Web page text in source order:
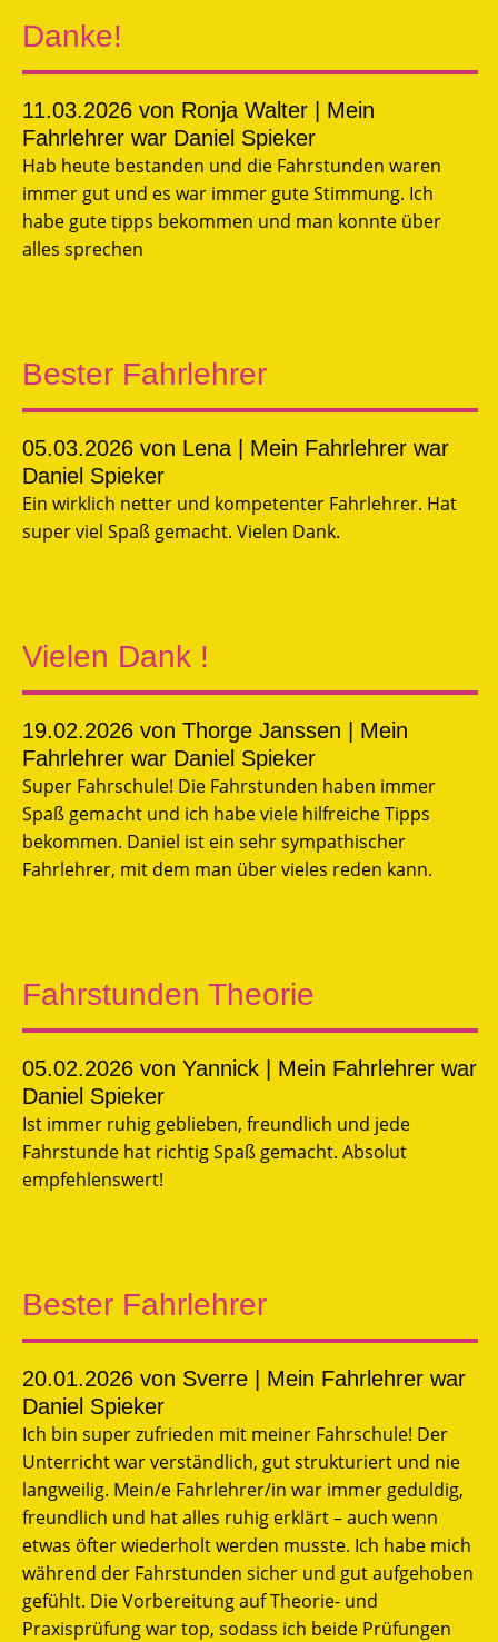
Danke!
11.03.2026 von Ronja Walter | Mein
Fahrlehrer war Daniel Spieker
Hab heute bestanden und die Fahrstunden waren
immer gut und es war immer gute Stimmung. Ich
habe gute tipps bekommen und man konnte über
alles sprechen
Bester Fahrlehrer
05.03.2026 von Lena | Mein Fahrlehrer war
Daniel Spieker
Ein wirklich netter und kompetenter Fahrlehrer. Hat
super viel Spaß gemacht. Vielen Dank.
Vielen Dank !
19.02.2026 von Thorge Janssen | Mein
Fahrlehrer war Daniel Spieker
Super Fahrschule! Die Fahrstunden haben immer
Spaß gemacht und ich habe viele hilfreiche Tipps
bekommen. Daniel ist ein sehr sympathischer
Fahrlehrer, mit dem man über vieles reden kann.
Fahrstunden Theorie
05.02.2026 von Yannick | Mein Fahrlehrer war
Daniel Spieker
Ist immer ruhig geblieben, freundlich und jede
Fahrstunde hat richtig Spaß gemacht. Absolut
empfehlenswert!
Bester Fahrlehrer
20.01.2026 von Sverre | Mein Fahrlehrer war
Daniel Spieker
Ich bin super zufrieden mit meiner Fahrschule! Der
Unterricht war verständlich, gut strukturiert und nie
langweilig. Mein/e Fahrlehrer/in war immer geduldig,
freundlich und hat alles ruhig erklärt – auch wenn
etwas öfter wiederholt werden musste. Ich habe mich
während der Fahrstunden sicher und gut aufgehoben
gefühlt. Die Vorbereitung auf Theorie- und
Praxisprüfung war top, sodass ich beide Prüfungen